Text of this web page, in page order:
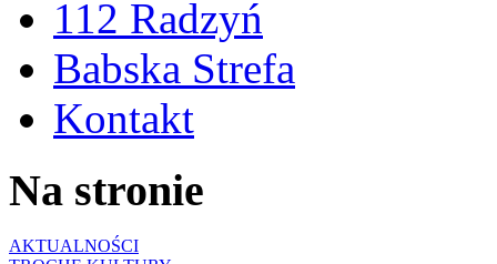
112 Radzyń
Babska Strefa
Kontakt
Na stronie
AKTUALNOŚCI